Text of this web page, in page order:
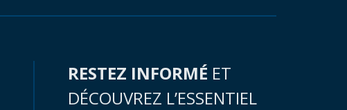
RESTEZ INFORMÉ ET
DÉCOUVREZ L’ESSENTIEL